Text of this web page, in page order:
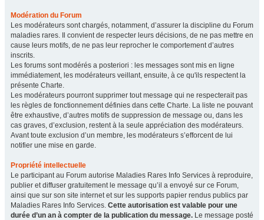
Modération du Forum
Les modérateurs sont chargés, notamment, d’assurer la discipline du Forum
maladies rares. Il convient de respecter leurs décisions, de ne pas mettre en
cause leurs motifs, de ne pas leur reprocher le comportement d’autres
inscrits.
Les forums sont modérés a posteriori : les messages sont mis en ligne
immédiatement, les modérateurs veillant, ensuite, à ce qu'ils respectent la
présente Charte.
Les modérateurs pourront supprimer tout message qui ne respecterait pas
les règles de fonctionnement définies dans cette Charte. La liste ne pouvant
être exhaustive, d’autres motifs de suppression de message ou, dans les
cas graves, d’exclusion, restent à la seule appréciation des modérateurs.
Avant toute exclusion d’un membre, les modérateurs s’efforcent de lui
notifier une mise en garde.
Propriété intellectuelle
Le participant au Forum autorise Maladies Rares Info Services à reproduire,
publier et diffuser gratuitement le message qu’il a envoyé sur ce Forum,
ainsi que sur son site internet et sur les supports papier rendus publics par
Maladies Rares Info Services. Cette autorisation est valable pour une
durée d’un an à compter de la publication du message. Le message posté